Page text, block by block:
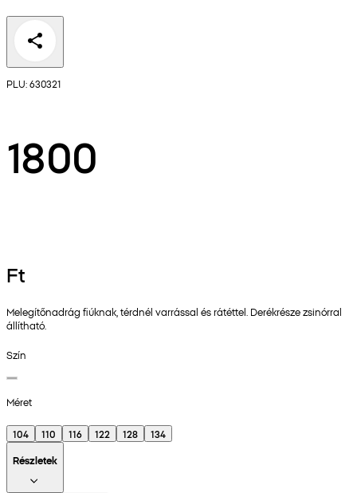
PLU: 630321
1800
Ft
Melegítőnadrág fiúknak, térdnél varrással és rátéttel. Derékrésze zsinórral
állítható.
Szín
Méret
104 110 116 122 128
134
Részletek